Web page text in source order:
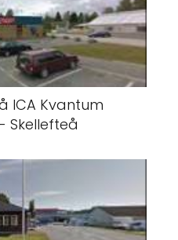
ICA Kvantum
Skellefteå